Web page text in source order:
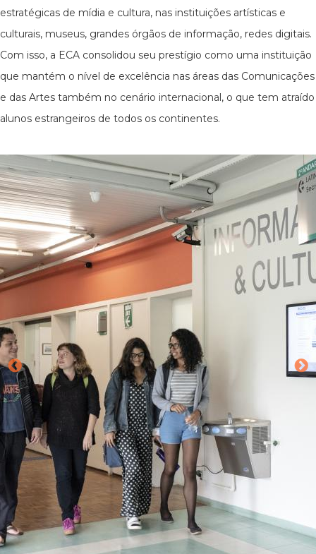
estratégicas de mídia e cultura, nas instituições artísticas e
culturais, museus, grandes órgãos de informação, redes digitais.
Com isso, a ECA consolidou seu prestígio como uma instituição
que mantém o nível de excelência nas áreas das Comunicações
e das Artes também no cenário internacional, o que tem atraído
alunos estrangeiros de todos os continentes.